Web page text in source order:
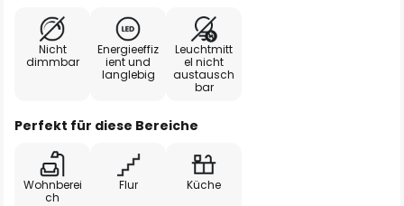
Nicht
dimmbar
Energieeffiz
ient und
langlebig
Leuchtmitt
el nicht
austausch
bar
Perfekt für diese Bereiche
Wohnberei
ch
Flur Küche